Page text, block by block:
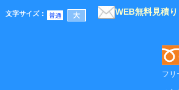
WEB無料見積
文字サイズ：
フリ